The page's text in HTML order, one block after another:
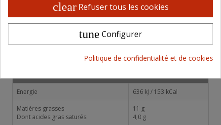
Cette composition est donnée à titre commerciale et seule la liste
d'ingrédients qui figure sur l'étiquette du produit fait foi. Prenez
connaissance des informations présentes sur l'emballage du produit, à la
livraison et/ou avant toute consommation, notamment si vous présentez
Energie
636 kJ / 153 kCal
Matières grasses
Dont acides gras saturés
11 g
4,0 g
clear Refuser tous les cookies
tune Configurer
Politique de confidentialité et de cookies